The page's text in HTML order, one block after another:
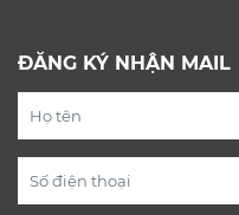
ĐĂNG KÝ NHẬN MAIL